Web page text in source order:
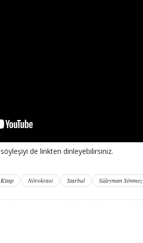
de linkten dinleyebilirsiniz.
Nörokrasi Starbul Süleyman Sönmez